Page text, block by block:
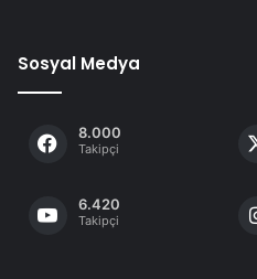
Sosyal Medya
8.000
Takipçi
6.420
Takipçi